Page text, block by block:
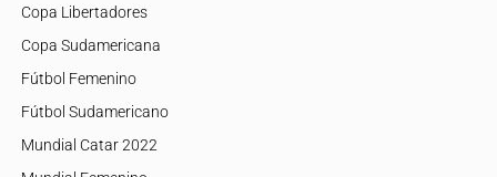
Copa Libertadores
Copa Sudamericana
Fútbol Femenino
Fútbol Sudamericano
Mundial Catar 2022